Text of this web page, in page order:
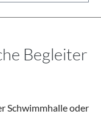
Begleiter
Schwimmhalle oder